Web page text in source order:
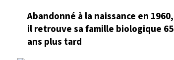
Abandonné à la naissance en 1960,
il retrouve sa famille biologique 65
ans plus tard